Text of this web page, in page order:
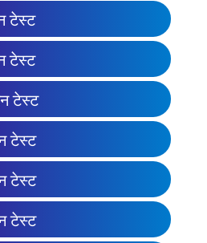
टेस्ट
टेस्ट
टेस्ट
टेस्ट
टेस्ट
टेस्ट